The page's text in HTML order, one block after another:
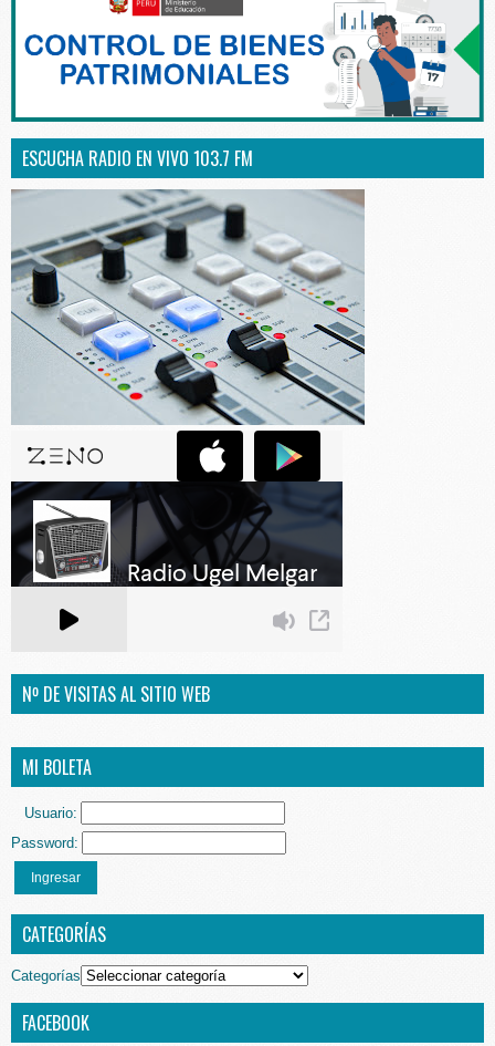
ESCUCHA RADIO EN VIVO 103.7 FM
Nº DE VISITAS AL SITIO WEB
MI BOLETA
Usuario:
Password:
Ingresar
CATEGORÍAS
Categorías
FACEBOOK